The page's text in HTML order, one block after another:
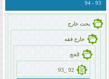
93 - 94
بحث خارج
خارج فقه
الحج
92 _93